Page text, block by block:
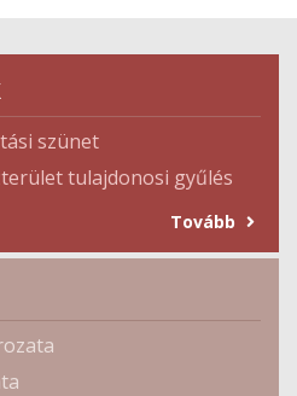
szünet
tulajdonosi gyűlés
Tovább